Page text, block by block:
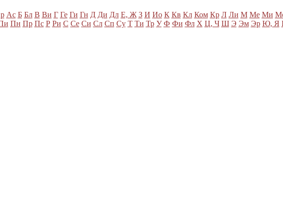
Ас Б Бл В Ви Г Ге Ги Гн Д Ди Дл Е, Ж З И Ио К Кв Кл Ком Кр Л Ли М Ме Ми
Пн Пр Пс Р Ри С Се Си Сл Сп Су Т Ти Тр У Ф Фи Фл Х Ц, Ч Ш Э Эм Эр Ю, Я